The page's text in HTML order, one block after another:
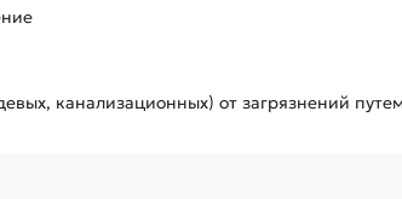
канализационных) от загрязнений